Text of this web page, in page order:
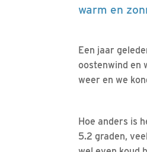
warm en
Een jaar
oostenwind en
weer en we
Hoe anders is
5.2 graden,